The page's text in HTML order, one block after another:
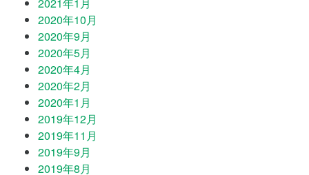
2020年10月
2020年9月
2020年5月
2020年4月
2020年2月
2020年1月
2019年12月
2019年11月
2019年9月
2019年8月